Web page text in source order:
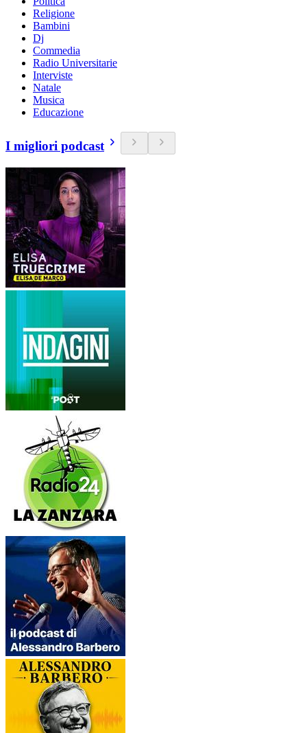
Religione
Bambini
Dj
Commedia
Radio Universitarie
Interviste
Natale
Musica
Educazione
I migliori podcast